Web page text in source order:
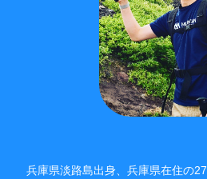
兵庫県淡路島出身、兵庫県在住の